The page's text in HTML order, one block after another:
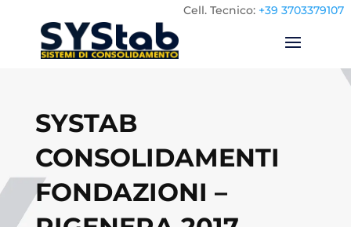
Cell. Tecnico: +39 3703379107
SYSTAB
CONSOLIDAMENTI
FONDAZIONI –